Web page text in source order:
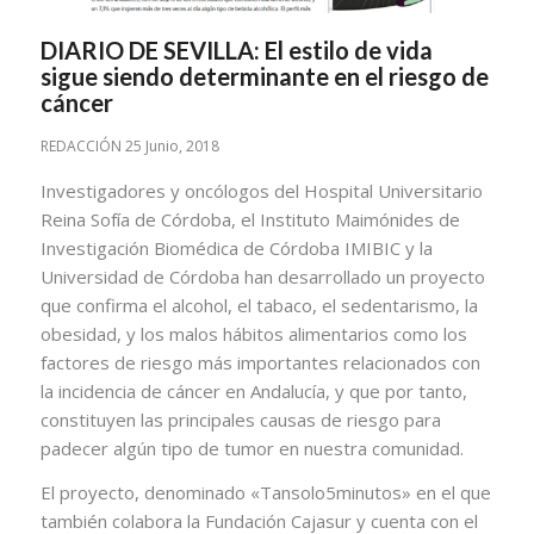
DIARIO DE SEVILLA: El estilo de vida
sigue siendo determinante en el riesgo de
cáncer
REDACCIÓN 25 Junio, 2018
Investigadores y oncólogos del Hospital Universitario
Reina Sofía de Córdoba, el Instituto Maimónides de
Investigación Biomédica de Córdoba IMIBIC y la
Universidad de Córdoba han desarrollado un proyecto
que confirma el alcohol, el tabaco, el sedentarismo, la
obesidad, y los malos hábitos alimentarios como los
factores de riesgo más importantes relacionados con
la incidencia de cáncer en Andalucía, y que por tanto,
constituyen las principales causas de riesgo para
padecer algún tipo de tumor en nuestra comunidad.
El proyecto, denominado «Tansolo5minutos» en el que
también colabora la Fundación Cajasur y cuenta con el